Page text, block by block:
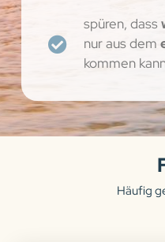
spüren, dass
nur aus dem
kommen
Häufig